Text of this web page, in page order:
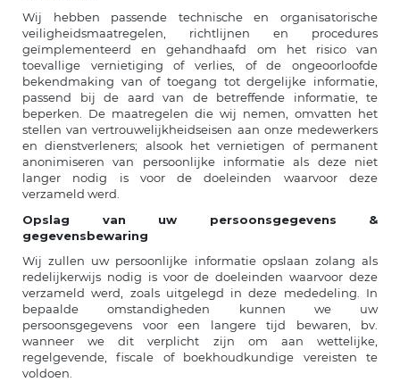
Wij hebben passende technische en organisatorische
veiligheidsmaatregelen, richtlijnen en procedures
geïmplementeerd en gehandhaafd om het risico van
toevallige vernietiging of verlies, of de ongeoorloofde
bekendmaking van of toegang tot dergelijke informatie,
passend bij de aard van de betreffende informatie, te
beperken. De maatregelen die wij nemen, omvatten het
stellen van vertrouwelijkheidseisen aan onze medewerkers
en dienstverleners; alsook het vernietigen of permanent
anonimiseren van persoonlijke informatie als deze niet
langer nodig is voor de doeleinden waarvoor deze
verzameld werd.
Opslag van uw persoonsgegevens &
gegevensbewaring
Wij zullen uw persoonlijke informatie opslaan zolang als
redelijkerwijs nodig is voor de doeleinden waarvoor deze
verzameld werd, zoals uitgelegd in deze mededeling. In
bepaalde omstandigheden kunnen we uw
persoonsgegevens voor een langere tijd bewaren, bv.
wanneer we dit verplicht zijn om aan wettelijke,
regelgevende, fiscale of boekhoudkundige vereisten te
voldoen.